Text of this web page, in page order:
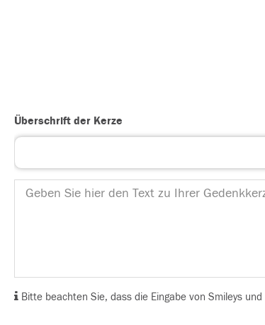
Überschrift der Kerze
Bitte beachten Sie, dass die Eingabe von Smileys